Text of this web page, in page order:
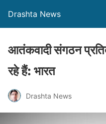
Drashta News
आतंकवादी संगठन
रहे हैं: भारत
Drashta News